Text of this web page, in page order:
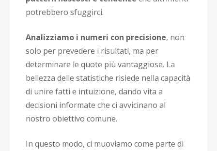
potrebbero sfuggirci.
Analizziamo i numeri con precisione, non
solo per prevedere i risultati, ma per
determinare le quote più vantaggiose. La
bellezza delle statistiche risiede nella capacità
di unire fatti e intuizione, dando vita a
decisioni informate che ci avvicinano al
nostro obiettivo comune.
In questo modo, ci muoviamo come parte di